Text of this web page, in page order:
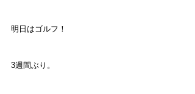
明日はゴルフ！
3週間ぶり。